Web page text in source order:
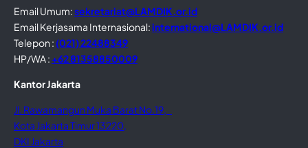
Email Umum:sekretariat@LAMDIK.or.id
Email Kerjasama Internasional:international@LAMDIK.or.id
Telepon : (021) 22488349
HP/WA : +62 81358850009
Kantor Jakarta
Jl. Rawamangun Muka Barat No.19,
Kota Jakarta Timur 13220,
DKI Jakarta